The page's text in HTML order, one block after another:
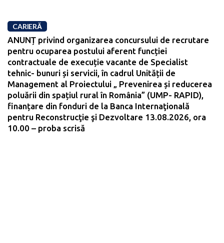
CARIERĂ
ANUNȚ privind organizarea concursului de recrutare
pentru ocuparea postului aferent funcției
contractuale de execuție vacante de Specialist
tehnic- bunuri și servicii, în cadrul Unității de
Management al Proiectului „ Prevenirea și reducerea
poluării din spațiul rural în România” (UMP- RAPID),
finanțare din fonduri de la Banca Internaţională
pentru Reconstrucţie şi Dezvoltare 13.08.2026, ora
10.00 – proba scrisă